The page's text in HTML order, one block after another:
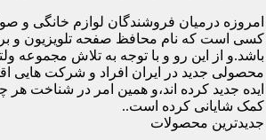
امروزه درمیان فروشندگان لوازم خانگی و
کسی است که نام محافظ صفحه تلویزیون و
باشد.و از این رو و با توجه به تلاش مجموعه
محصولی جدید در ایران افراد و شرکت هایی
ایده جدید کرده اند،و همین امر در شناخت
کمک شایانی کرده است..
جدیدترین محصولات